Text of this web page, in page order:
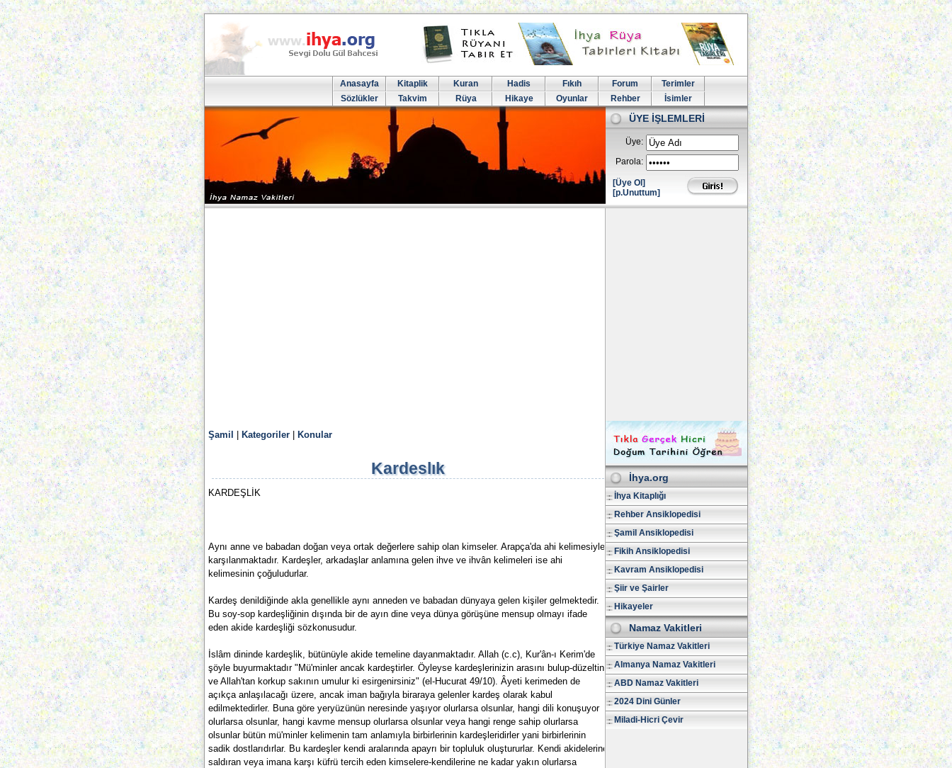
Anasayfa Kitaplik Kuran Hadis Fıkıh Forum
Terimler
Sözlükler
Takvim Rüya Hikaye Oyunlar Rehber İsimler
ÜYE İŞLEMLERİ
Üye:
Parola:
[Üye Ol]
[p.Unuttum]
Şamil Kategoriler Konular
Kardeslık
KARDEŞLİK
Aynı anne ve babadan doğan veya ortak değerlere sahip olan kimseler. Arapça'da ahi kelimesiyle
karşılanmaktadır. Kardeşler, arkadaşlar anlamına gelen ihve ve ihvân kelimeleri ise ahi
kelimesinin çoğuludurlar.
Kardeş denildiğinde akla genellikle aynı anneden ve babadan dünyaya gelen kişiler gelmektedir.
Bu soy-sop kardeşliğinin dışında bir de ayın dine veya dünya görüşüne mensup olmayı ifade
eden akide kardeşliği sözkonusudur.
İslâm dininde kardeşlik, bütünüyle akide temeline dayanmaktadır. Allah (c.c), Kur'ân-ı Kerim'de
şöyle buyurmaktadır "Mü'minler ancak kardeştirler. Öyleyse kardeşlerinizin arasını bulup-düzeltin
ve Allah'tan korkup sakının umulur ki esirgenirsiniz" (el-Hucurat 49/10). Âyeti kerimeden de
açıkça anlaşılacağı üzere, ancak iman bağıyla biraraya gelenler kardeş olarak kabul
edilmektedirler. Buna göre yeryüzünün neresinde yaşıyor olurlarsa olsunlar, hangi dili konuşuyor
olurlarsa olsunlar, hangi kavme mensup olurlarsa olsunlar veya hangi renge sahip olurlarsa
olsunlar bütün mü'minler kelimenin tam anlamıyla birbirlerinin kardeşleridirler yani birbirlerinin
sadik dostlarıdırlar. Bu kardeşler kendi aralarında apayrı bir topluluk oluştururlar. Kendi akidelerine
saldıran veya imana karşı küfrü tercih eden kimselere-kendilerine ne kadar yakın olurlarsa
İhya.org
İhya Kitaplığı
Rehber Ansiklopedisi
Şamil Ansiklopedisi
Fikih Ansiklopedisi
Kavram Ansiklopedisi
Şiir ve Şairler
Hikayeler
Namaz Vakitleri
Türkiye Namaz Vakitleri
Almanya Namaz Vakitleri
ABD Namaz Vakitleri
2024 Dini Günler
Miladi-Hicri Çevir